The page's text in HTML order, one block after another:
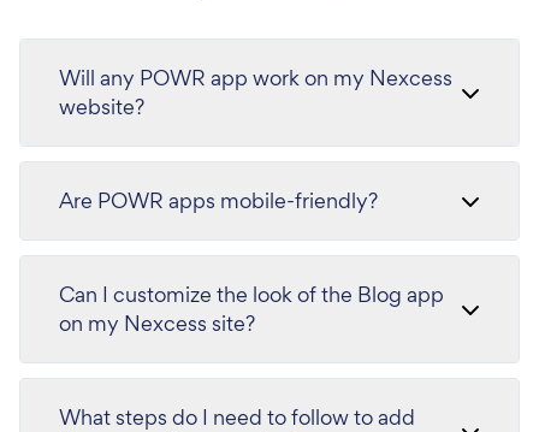
Will any POWR app work on my Nexcess
website?
Are POWR apps mobile-friendly?
Can I customize the look of the Blog app
on my Nexcess site?
What steps do I need to follow to add